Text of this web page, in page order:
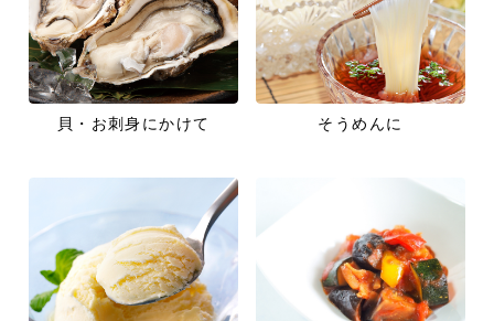
貝・お刺身にかけて そうめんに